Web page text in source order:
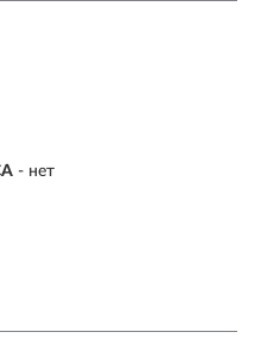
- нет